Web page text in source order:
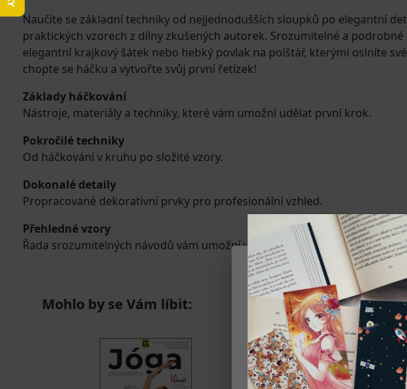
Naučíte se základní techniky od nejjednodušších sloupků po elegantní
praktických vzorech z dílny zkušených autorek. Srozumitelné a
elegantní krajkový šátek nebo hebký povlak na polštář, kterými oslníte
chopte se háčku a vytvořte svůj první řetízek!
Základy háčkování
Nástroje, materiály a techniky, které vám umožní udělat první krok.
Pokročilé techniky
Od háčkování v kruhu po složité vzory.
Dokonalé detaily
Propracované dekorativní prvky pro profesionální vzhled.
Přehledné vzory
Řada srozumitelných návodů vám umožní vytvořit první háčkované dárky
Mohlo by se Vám líbit:
Na našem webu pracujeme
služby a personalizovat
Soubory cookies si pamatují,
Díky tomu webová stránka
preferencím.